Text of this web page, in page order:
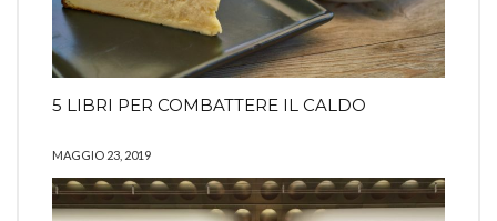
5 LIBRI PER COMBATTERE IL CALDO
MAGGIO 23, 2019